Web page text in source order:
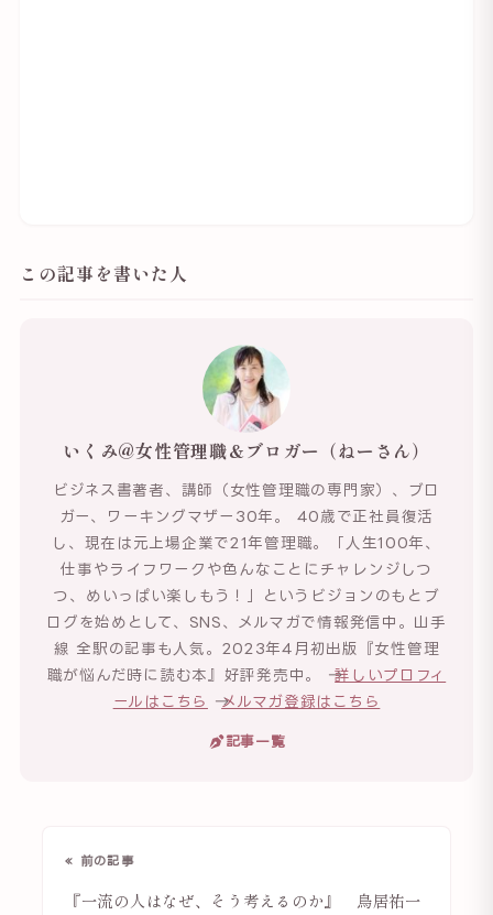
この記事を書いた人
いくみ@女性管理職＆ブロガー（ねーさん）
ビジネス書著者、講師（女性管理職の専門家）、ブロ
ガー、ワーキングマザー30年。 40歳で正社員復活
し、現在は元上場企業で21年管理職。「人生100年、
仕事やライフワークや色んなことにチャレンジしつ
つ、めいっぱい楽しもう！」というビジョンのもとブ
ログを始めとして、SNS、メルマガで情報発信中。山手
線 全駅の記事も人気。2023年4月初出版『女性管理
職が悩んだ時に読む本』好評発売中。 →詳しいプロフィ
ールはこちら
→メルマガ登録はこちら
記事一覧
« 前の記事
『一流の人はなぜ、そう考えるのか』 鳥居祐一